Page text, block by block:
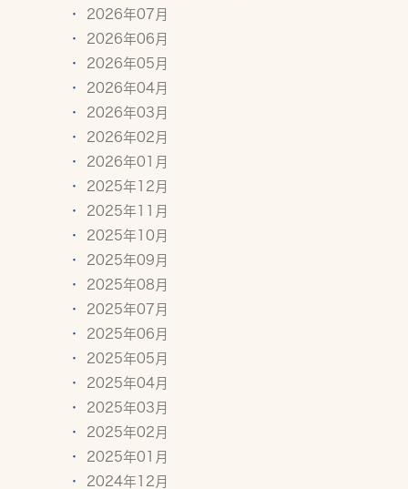
2026年07月
2026年06月
2026年05月
2026年04月
2026年03月
2026年02月
2026年01月
2025年12月
2025年11月
2025年10月
2025年09月
2025年08月
2025年07月
2025年06月
2025年05月
2025年04月
2025年03月
2025年02月
2025年01月
2024年12月